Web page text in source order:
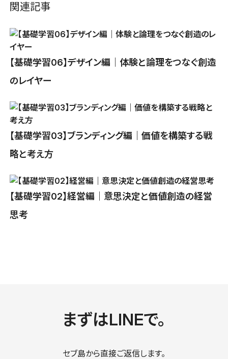
関連記事
【基礎学習06】デザイン編｜体験と論理をつなぐ創造
のレイヤー
【基礎学習03】ブランディング編｜価値を構築する戦
略と考え方
【基礎学習02】経営編｜意思決定と価値創造の経営
思考
まずはLINEで。
セブ島から直接ご返信します。